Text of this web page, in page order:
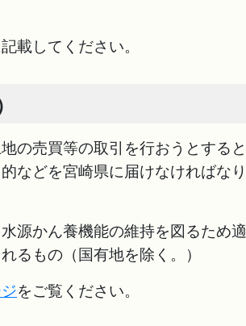
載してください。
の売買等の取引を行おうとすると
などを宮崎県に届けなければなり
源かん養機能の維持を図るため適
るもの（国有地を除く。）
をご覧ください。